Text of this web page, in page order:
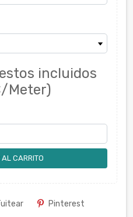
incluidos
Meter)
CARRITO
Pinterest